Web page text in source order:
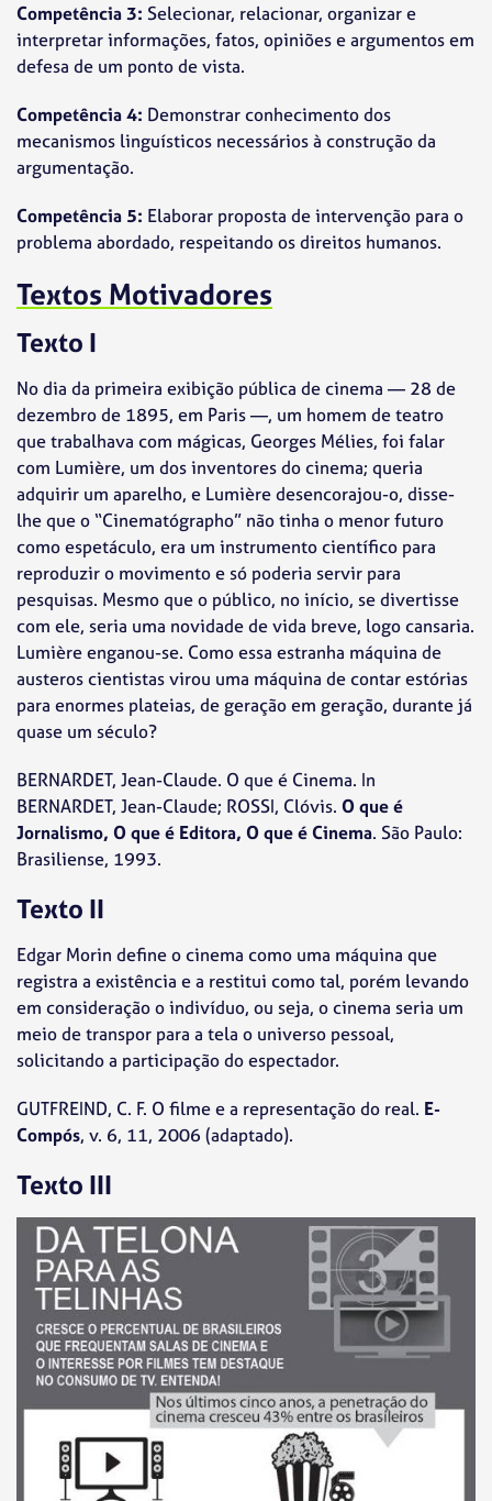
Competência 3: Selecionar, relacionar, organizar e
interpretar informações, fatos, opiniões e argumentos em
defesa de um ponto de vista.
Competência 4: Demonstrar conhecimento dos
mecanismos linguísticos necessários à construção da
argumentação.
Competência 5: Elaborar proposta de intervenção para o
problema abordado, respeitando os direitos humanos.
Textos Motivadores
Texto I
No dia da primeira exibição pública de cinema — 28 de
dezembro de 1895, em Paris —, um homem de teatro
que trabalhava com mágicas, Georges Mélies, foi falar
com Lumière, um dos inventores do cinema; queria
adquirir um aparelho, e Lumière desencorajou-o, disse-
lhe que o “Cinematógrapho” não tinha o menor futuro
como espetáculo, era um instrumento científico para
reproduzir o movimento e só poderia servir para
pesquisas. Mesmo que o público, no início, se divertisse
com ele, seria uma novidade de vida breve, logo cansaria.
Lumière enganou-se. Como essa estranha máquina de
austeros cientistas virou uma máquina de contar estórias
para enormes plateias, de geração em geração, durante já
quase um século?
BERNARDET, Jean-Claude. O que é Cinema. In
BERNARDET, Jean-Claude; ROSSI, Clóvis. O que é
Jornalismo, O que é Editora, O que é Cinema. São Paulo:
Brasiliense, 1993.
Texto II
Edgar Morin define o cinema como uma máquina que
registra a existência e a restitui como tal, porém levando
em consideração o indivíduo, ou seja, o cinema seria um
meio de transpor para a tela o universo pessoal,
solicitando a participação do espectador.
GUTFREIND, C. F. O filme e a representação do real. E-
Compós, v. 6, 11, 2006 (adaptado).
Texto III